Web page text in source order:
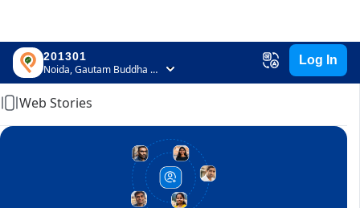
201301
Noida, Gautam Buddha Nagar, Uttar Pradesh
Log In
Home
Web Stories